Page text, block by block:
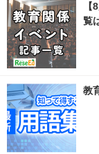
覧
教